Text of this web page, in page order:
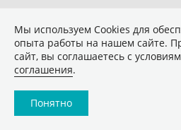
Мы используем Сookies для
опыта работы на нашем сайте.
сайт, вы соглашаетесь с
соглашения.
Понятно